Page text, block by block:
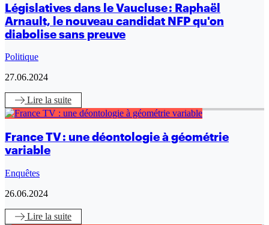
Législatives dans le Vaucluse : Raphaël
Arnault, le nouveau candidat NFP qu'on
diabolise sans preuve
Politique
27.06.2024
Lire la suite
France TV : une déontologie à géométrie
variable
Enquêtes
26.06.2024
Lire la suite